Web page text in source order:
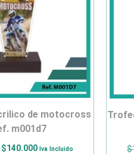
m001d7
$140.000 Iva Incluido
trofeos en acrilico de fútbol – ref.
$